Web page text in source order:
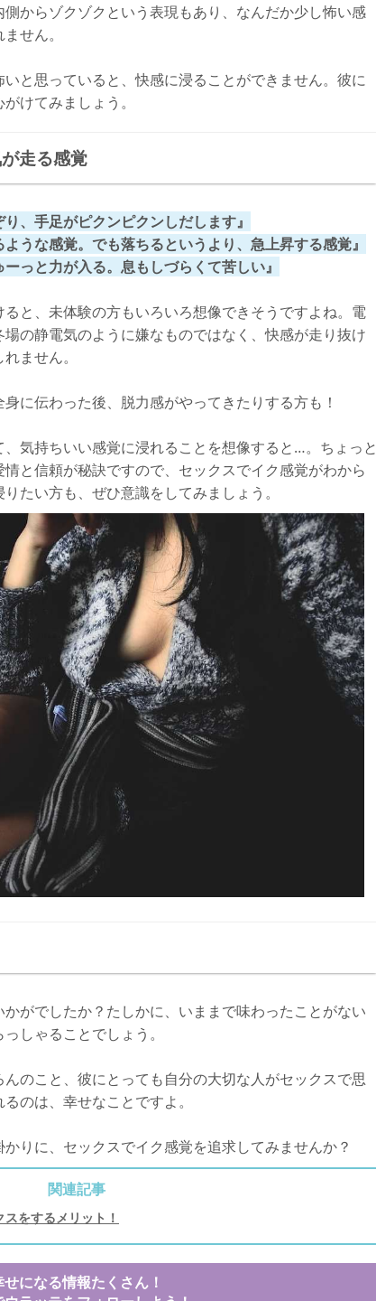
からゾクゾクという表現もあり、なんだか少し怖い感
せん。
と思っていると、快感に浸ることができません。彼に
けてみましょう。
走る感覚
、手足がピクンピクンしだします』
うな感覚。でも落ちるというより、急上昇する感覚』
っと力が入る。息もしづらくて苦しい』
と、未体験の方もいろいろ想像できそうですよね。電
の静電気のように嫌なものではなく、快感が走り抜け
ません。
に伝わった後、脱力感がやってきたりする方も！
気持ちいい感覚に浸れることを想像すると…。ちょっと
と信頼が秘訣ですので、セックスでイク感覚がわから
たい方も、ぜひ意識をしてみましょう。
がでしたか？たしかに、いままで味わったことがない
しゃることでしょう。
のこと、彼にとっても自分の大切な人がセックスで思
のは、幸せなことですよ。
りに、セックスでイク感覚を追求してみませんか？
関連記事
をするメリット！
せになる情報たくさん！